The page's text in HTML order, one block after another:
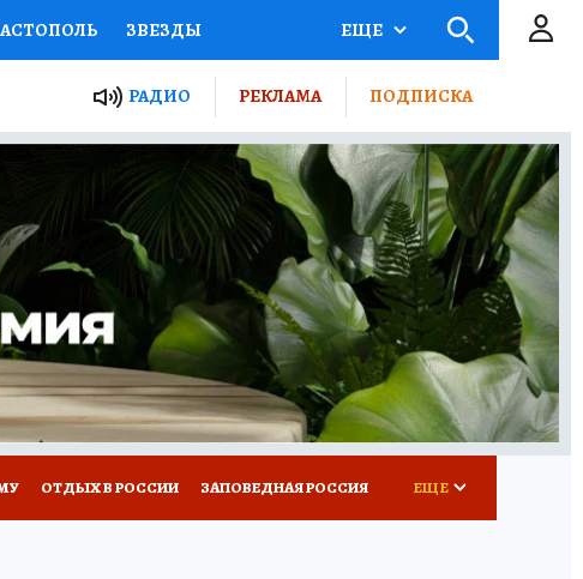
ЗВЕЗДЫ
ПРОЕКТЫ РОССИИ
СЕКРЕТЫ ПУТЕВОДИТЕЛЬ
ЖЕЛЕЗА ТУРИЗМ
ВСЕ О КП РАДИО КП
ЕЩЕ
РАДИО РЕКЛАМА ПОДПИСКА
ОТДЫХ В РОССИИ ЗАПОВЕДНАЯ РОССИЯ ЕЩЕ